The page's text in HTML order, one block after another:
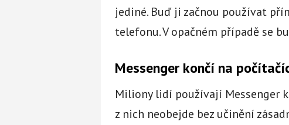
jediné. Buď ji začnou používat
telefonu. V opačném případě se
Messenger končí na
Miliony lidí používají Messenger
z nich neobejde bez učinění